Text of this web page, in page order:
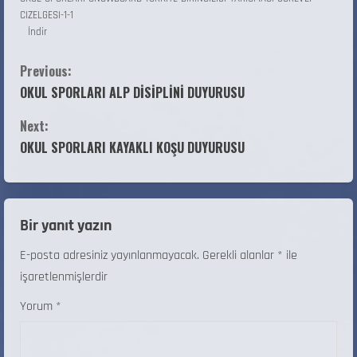
CIZELGESI-1-1
İndir
Previous:
OKUL SPORLARI ALP DİSİPLİNİ DUYURUSU
Next:
OKUL SPORLARI KAYAKLI KOŞU DUYURUSU
Bir yanıt yazın
E-posta adresiniz yayınlanmayacak. Gerekli alanlar * ile
işaretlenmişlerdir
Yorum *